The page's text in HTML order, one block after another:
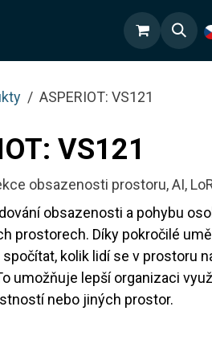
ASPERIOT: VS121
VS121
obsazenosti prostoru, AI,
obsazenosti a pohybu
prostorech. Díky pokročilé
kolik lidí se v prostoru
umožňuje lepší organizaci
nebo jiných prostor.